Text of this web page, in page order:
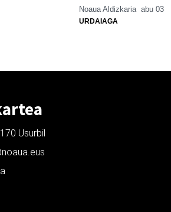
Noaua Aldizkaria abu 03
URDAIAGA
Usurbil